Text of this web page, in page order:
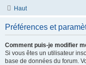
Haut
Préférences et
Comment puis-je modifier
Si vous êtes un utilisateur
base de données du forum.